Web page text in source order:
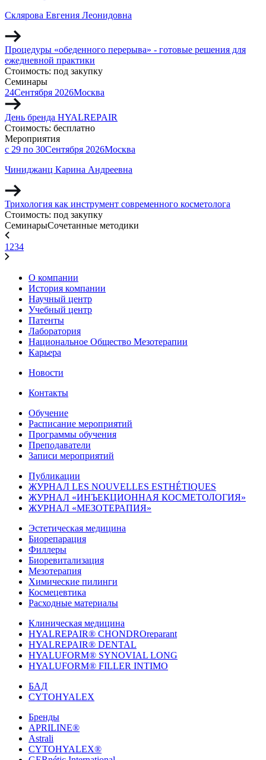
Склярова Евгения Леонидовна
Процедуры «обеденного перерыва» - готовые решения для
ежедневной практики
Стоимость: под закупку
Семинары
24Сентября 2026Москва
День бренда HYALREPAIR
Стоимость: бесплатно
Мероприятия
с 29 по 30Сентября 2026Москва
Чиниджанц Карина Андреевна
Трихология как инструмент современного косметолога
Стоимость: под закупку
СеминарыСочетанные методики
1 234
О компании
История компании
Научный центр
Учебный центр
Патенты
Лаборатория
Национальное Общество Мезотерапии
Карьера
Новости
Контакты
Обучение
Расписание мероприятий
Программы обучения
Преподаватели
Записи мероприятий
Публикации
ЖУРНАЛ LES NOUVELLES ESTHÉTIQUES
ЖУРНАЛ «ИНЪЕКЦИОННАЯ КОСМЕТОЛОГИЯ»
ЖУРНАЛ «МЕЗОТЕРАПИЯ»
Эстетическая медицина
Биорепарация
Филлеры
Биоревитализация
Мезотерапия
Химические пилинги
Космецевтика
Расходные материалы
Клиническая медицина
HYALREPAIR® CHONDROreparant
HYALREPAIR® DENTAL
HYALUFORM® SYNOVIAL LONG
HYALUFORM® FILLER INTIMO
БАД
CYTOHYALEX
Бренды
APRILINE®
Astrali
CYTOHYALEX®